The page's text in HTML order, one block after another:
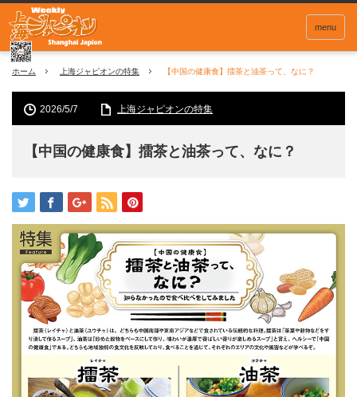
menu
ホーム 上海ジャピオンの特集 【中国の健康食】擂茶と油茶って、なに？
2026/5/7 上海ジャピオンの特集
【中国の健康食】擂茶と油茶って、なに？